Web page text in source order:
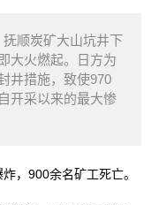
顺炭矿大山坑井下
大火燃起。日方为
井措施，致使970
开采以来的最大惨
900余名矿工死亡。